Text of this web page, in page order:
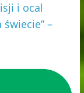
i ocal
–